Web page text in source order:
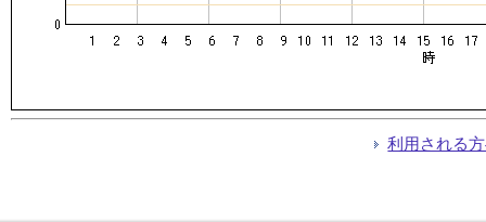
利用される